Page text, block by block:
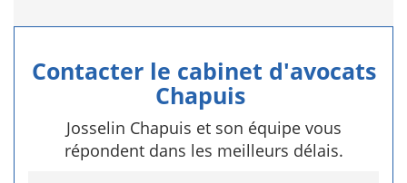
Contacter le cabinet d'avocats
Chapuis
Josselin Chapuis et son équipe vous
répondent dans les meilleurs délais.